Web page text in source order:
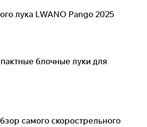
и аксессуаров
лука LWANO Pango 2025
и аксессуаров
блочные луки для
и аксессуаров
самого скорострельного